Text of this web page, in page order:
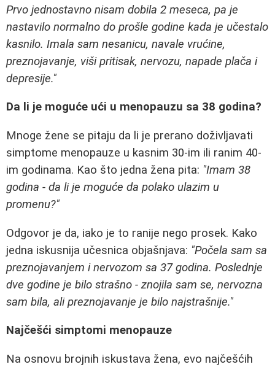
Prvo jednostavno nisam dobila 2 meseca, pa je
nastavilo normalno do prošle godine kada je učestalo
kasnilo. Imala sam nesanicu, navale vrućine,
preznojavanje, viši pritisak, nervozu, napade plača i
depresije."
Da li je moguće ući u menopauzu sa 38 godina?
Mnoge žene se pitaju da li je prerano doživljavati
simptome menopauze u kasnim 30-im ili ranim 40-
im godinama. Kao što jedna žena pita: "Imam 38
godina - da li je moguće da polako ulazim u
promenu?"
Odgovor je da, iako je to ranije nego prosek. Kako
jedna iskusnija učesnica objašnjava: "Počela sam sa
preznojavanjem i nervozom sa 37 godina. Poslednje
dve godine je bilo strašno - znojila sam se, nervozna
sam bila, ali preznojavanje je bilo najstrašnije."
Najčešći simptomi menopauze
Na osnovu brojnih iskustava žena, evo najčešćih